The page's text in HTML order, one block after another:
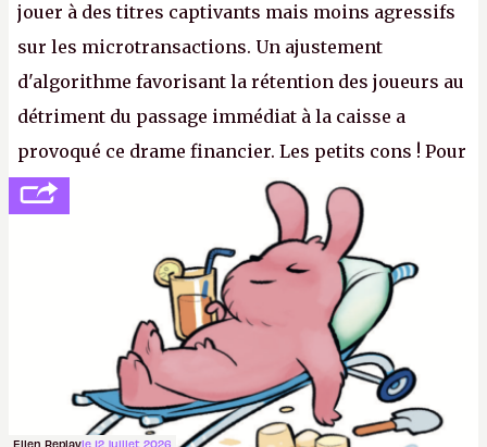
jouer à des titres captivants mais moins agressifs
sur les microtransactions. Un ajustement
d'algorithme favorisant la rétention des joueurs au
détriment du passage immédiat à la caisse a
provoqué ce drame financier. Les petits cons ! Pour
se consoler, le PDG David Baszucki peut compter
sur le déblocage du jeu en Russie et l'explosion des
joueurs majeurs (+32 %). L'avenir appartient donc
aux adultes, qui ne sont jamais que des enfants
avec du pouvoir d'achat.P.
Ellen Replayle 12 juillet 2026